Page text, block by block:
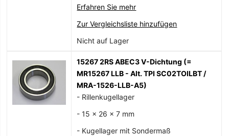
Erfahren Sie mehr
Zur Vergleichsliste hinzufügen
Nicht auf Lager
15267 2RS ABEC3 V-Dichtung (=
MR15267 LLB - Alt. TPI SC02TOILBT /
MRA-1526-LLB-A5)
- Rillenkugellager
- 15 x 26 x 7 mm
- Kugellager mit Sondermaß